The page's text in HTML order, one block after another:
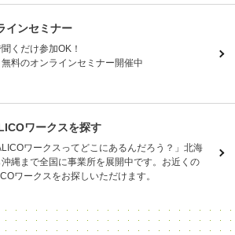
インセミナー
くだけ参加OK！
料のオンラインセミナー開催中
ワークスを探す
ワークスってどこにあるんだろう？」北海
縄まで全国に事業所を展開中です。お近くの
ワークスをお探しいただけます。